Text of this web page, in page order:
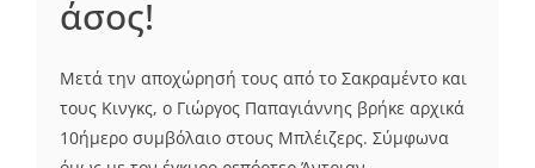
άσος!
Μετά την αποχώρησή τους από το Σακραμέντο και
τους Κινγκς, ο Γιώργος Παπαγιάννης βρήκε αρχικά
10ήμερο συμβόλαιο στους Μπλέιζερς. Σύμφωνα